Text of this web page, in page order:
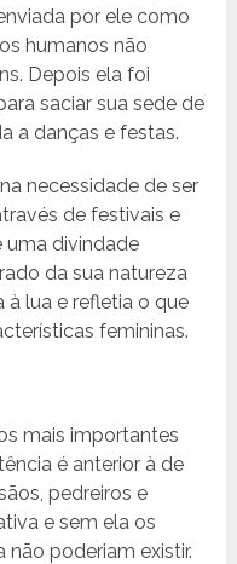
por ele como
humanos não
Depois ela foi
saciar sua sede de
a danças e festas.
necessidade de ser
de festivais e
uma divindade
da sua natureza
à lua e refletia o que
femininas.
mais importantes
é anterior à de
pedreiros e
e sem ela os
não poderiam existir.